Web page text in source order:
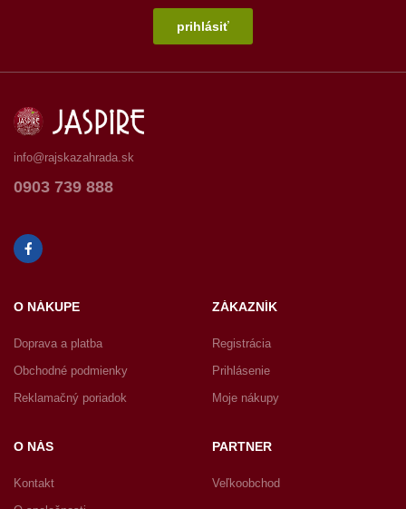
prihlásiť
info@rajskazahrada.sk
0903 739 888
O NÁKUPE
Doprava a platba
Obchodné podmienky
Reklamačný poriadok
ZÁKAZNÍK
Registrácia
Prihlásenie
Moje nákupy
O NÁS
Kontakt
PARTNER
Veľkoobchod